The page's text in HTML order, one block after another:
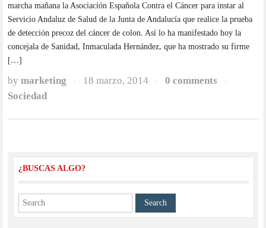
marcha mañana la Asociación Española Contra el Cáncer para instar al
Servicio Andaluz de Salud de la Junta de Andalucía que realice la prueba
de detección precoz del cáncer de colon. Así lo ha manifestado hoy la
concejala de Sanidad, Inmaculada Hernández, que ha mostrado su firme
[…]
bymarketing · 18 marzo, 2014 · 0 comments ·
Sociedad
¿BUSCAS ALGO?